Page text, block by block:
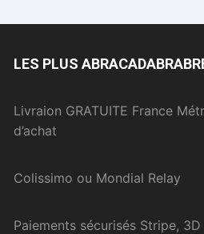
LES PLUS
Livraion GRATUITE France
d’achat
Colissimo ou Mondial Relay
Paiements sécurisés Stripe,